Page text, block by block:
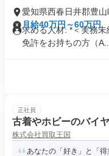
愛知県西春日井郡豊山
月給40万円～60万円
求める人材: *＜実務
免許をお持ちの方（A...
正社員
古着やホビーのバイ
株式会社買取王国
あなたの「好き」と「得